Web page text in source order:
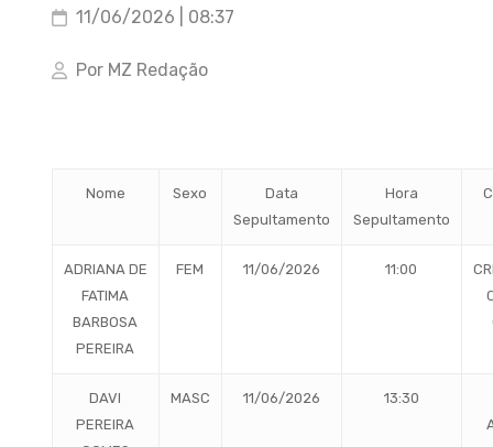
11/06/2026 | 08:37
Por MZ Redação
Nome Sexo
Data
Sepultamento
Hora
Sepultamento
ADRIANA DE
FATIMA
BARBOSA
PEREIRA
FEM 11/06/2026 11:00
DAVI
PEREIRA
MASC 11/06/2026
13:30